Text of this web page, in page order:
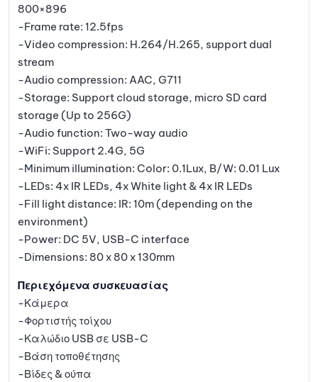
800×896
-Frame rate: 12.5fps
-Video compression: H.264/H.265, support dual
stream
-Audio compression: AAC, G711
-Storage: Support cloud storage, micro SD card
storage (Up to 256G)
-Audio function: Two-way audio
-WiFi: Support 2.4G, 5G
-Minimum illumination: Color: 0.1Lux, B/W: 0.01 Lux
-LEDs: 4x IR LEDs, 4x White light & 4x IR LEDs
-Fill light distance: IR: 10m (depending on the
environment)
-Power: DC 5V, USB-C interface
-Dimensions: 80 x 80 x 130mm
Περιεχόμενα συσκευασίας
-Κάμερα
-Φορτιστής τοίχου
-Καλώδιο USB σε USB-C
-Βάση τοποθέτησης
-Βίδες & ούπα